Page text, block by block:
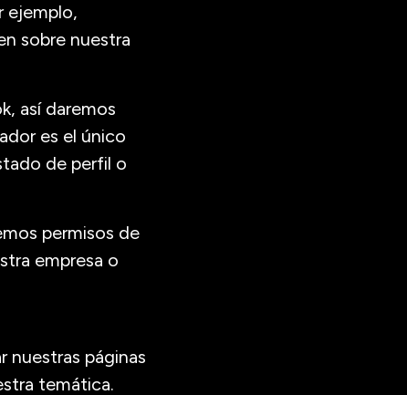
ejemplo,
sobre nuestra
así daremos
es el único
de perfil o
permisos de
empresa o
nuestras páginas
temática.